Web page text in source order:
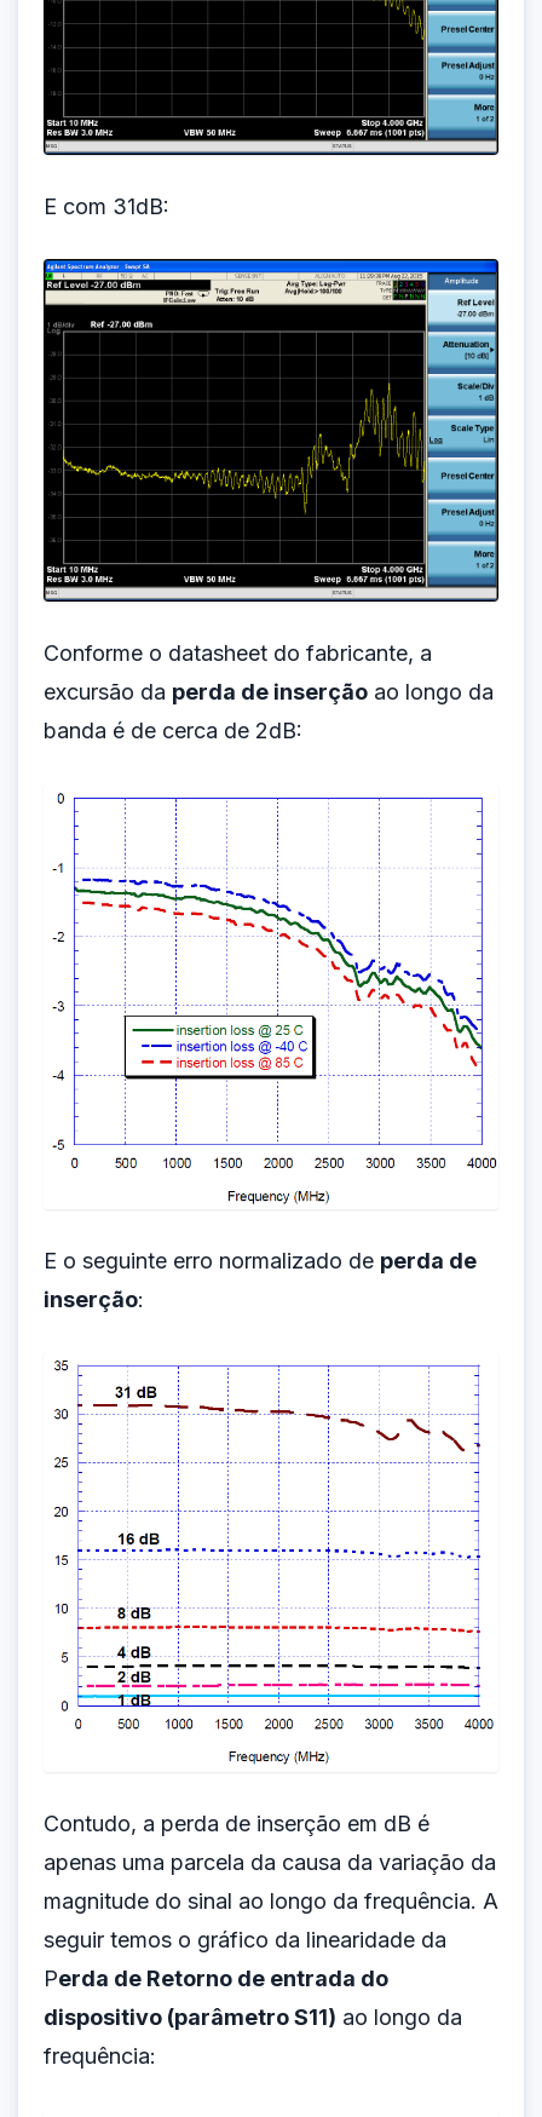
E com 31dB:
Conforme o datasheet do fabricante, a
excursão da perda de inserçãoao longo da
banda é de cerca de 2dB:
E o seguinte erro normalizado de perda de
inserção:
Contudo, a perda de inserção em dB é
apenas uma parcela da causa da variação da
magnitude do sinal ao longo da frequência. A
seguir temos o gráfico da linearidade da
Perda de Retorno de entrada do
dispositivo (parâmetro S11) ao longo da
frequência: